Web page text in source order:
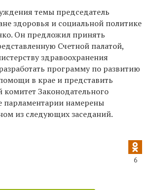
темы председатель
здоровья и социальной политике
Он предложил принять
Счетной палатой,
здравоохранения
программу по развитию
в крае и представить
Законодательного
парламентарии намерены
из следующих заседаний.
6